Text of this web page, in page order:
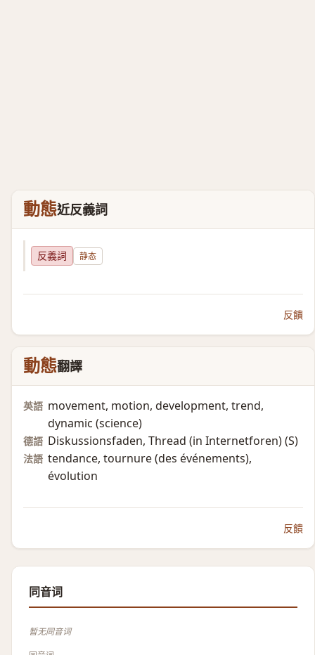
動態近反義詞
反義詞 静态
反饋
動態翻譯
英語 movement, motion, development, trend,
dynamic (science)​
德語 Diskussionsfaden, Thread (in Internetforen)​ (S)​
法語 tendance, tournure (des événements)​,
évolution
反饋
同音词
暂无同音词